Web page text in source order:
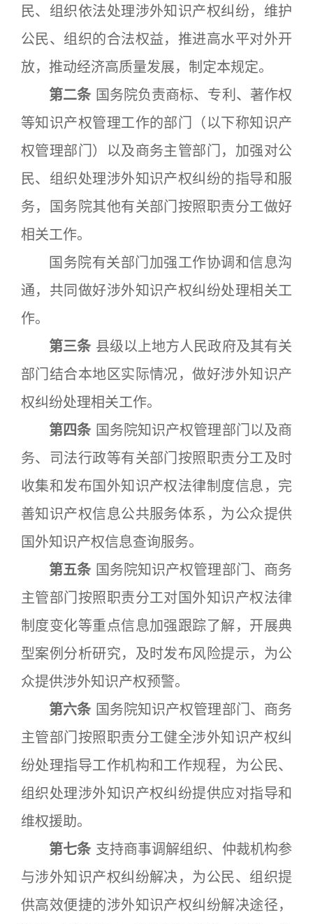
民、组织依法处理涉外知识产权纠纷，维护
公民、组织的合法权益，推进高水平对外开
放，推动经济高质量发展，制定本规定。
第二条 国务院负责商标、专利、著作权
等知识产权管理工作的部门（以下称知识产
权管理部门）以及商务主管部门，加强对公
民、组织处理涉外知识产权纠纷的指导和服
务，国务院其他有关部门按照职责分工做好
相关工作。
国务院有关部门加强工作协调和信息沟
通，共同做好涉外知识产权纠纷处理相关工
作。
第三条 县级以上地方人民政府及其有关
部门结合本地区实际情况，做好涉外知识产
权纠纷处理相关工作。
第四条 国务院知识产权管理部门以及商
务、司法行政等有关部门按照职责分工及时
收集和发布国外知识产权法律制度信息，完
善知识产权信息公共服务体系，为公众提供
国外知识产权信息查询服务。
第五条 国务院知识产权管理部门、商务
主管部门按照职责分工对国外知识产权法律
制度变化等重点信息加强跟踪了解，开展典
型案例分析研究，及时发布风险提示，为公
众提供涉外知识产权预警。
第六条 国务院知识产权管理部门、商务
主管部门按照职责分工健全涉外知识产权纠
纷处理指导工作机构和工作规程，为公民、
组织处理涉外知识产权纠纷提供应对指导和
维权援助。
第七条 支持商事调解组织、仲裁机构参
与涉外知识产权纠纷解决，为公民、组织提
供高效便捷的涉外知识产权纠纷解决途径，